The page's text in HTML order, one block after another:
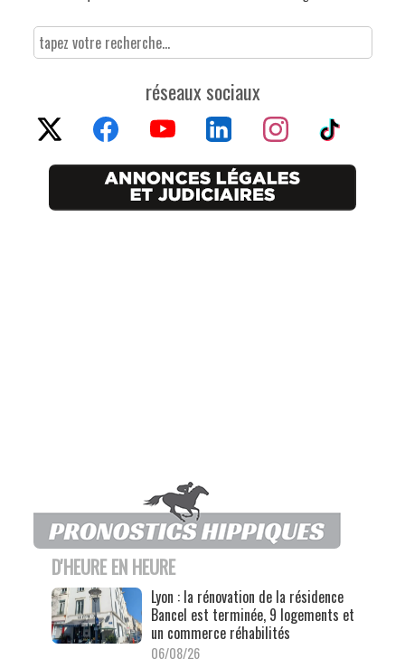
réseaux sociaux
D'HEURE EN HEURE
Lyon : la rénovation de la résidence
Bancel est terminée, 9 logements et
un commerce réhabilités
06/08/26